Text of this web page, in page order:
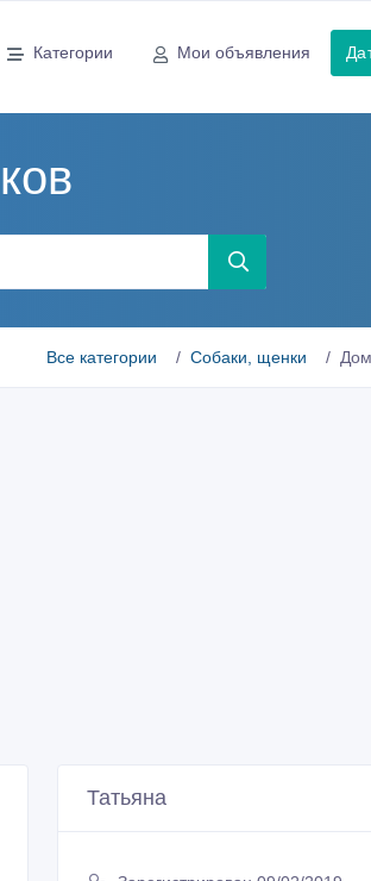
Категории Мои объявления
Все категории Собаки, щенки
Татьяна